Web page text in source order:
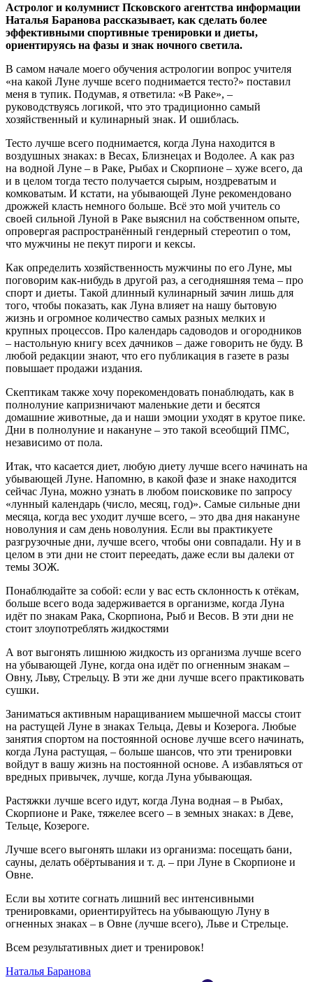
Астролог и колумнист Псковского агентства информации
Наталья Баранова рассказывает, как сделать более
эффективными спортивные тренировки и диеты,
ориентируясь на фазы и знак ночного светила.
В самом начале моего обучения астрологии вопрос учителя
«на какой Луне лучше всего поднимается тесто?» поставил
меня в тупик. Подумав, я ответила: «В Раке», –
руководствуясь логикой, что это традиционно самый
хозяйственный и кулинарный знак. И ошиблась.
Тесто лучше всего поднимается, когда Луна находится в
воздушных знаках: в Весах, Близнецах и Водолее. А как раз
на водной Луне – в Раке, Рыбах и Скорпионе – хуже всего, да
и в целом тогда тесто получается сырым, ноздреватым и
комковатым. И кстати, на убывающей Луне рекомендовано
дрожжей класть немного больше. Всё это мой учитель со
своей сильной Луной в Раке выяснил на собственном опыте,
опровергая распространённый гендерный стереотип о том,
что мужчины не пекут пироги и кексы.
Как определить хозяйственность мужчины по его Луне, мы
поговорим как-нибудь в другой раз, а сегодняшняя тема – про
спорт и диеты. Такой длинный кулинарный зачин лишь для
того, чтобы показать, как Луна влияет на нашу бытовую
жизнь и огромное количество самых разных мелких и
крупных процессов. Про календарь садоводов и огородников
– настольную книгу всех дачников – даже говорить не буду. В
любой редакции знают, что его публикация в газете в разы
повышает продажи издания.
Скептикам также хочу порекомендовать понаблюдать, как в
полнолуние капризничают маленькие дети и бесятся
домашние животные, да и наши эмоции уходят в крутое пике.
Дни в полнолуние и накануне – это такой всеобщий ПМС,
независимо от пола.
Итак, что касается диет, любую диету лучше всего начинать на
убывающей Луне. Напомню, в какой фазе и знаке находится
сейчас Луна, можно узнать в любом поисковике по запросу
«лунный календарь (число, месяц, год)». Самые сильные дни
месяца, когда вес уходит лучше всего, – это два дня накануне
новолуния и сам день новолуния. Если вы практикуете
разгрузочные дни, лучше всего, чтобы они совпадали. Ну и в
целом в эти дни не стоит переедать, даже если вы далеки от
темы ЗОЖ.
Понаблюдайте за собой: если у вас есть склонность к отёкам,
больше всего вода задерживается в организме, когда Луна
идёт по знакам Рака, Скорпиона, Рыб и Весов. В эти дни не
стоит злоупотреблять жидкостями
А вот выгонять лишнюю жидкость из организма лучше всего
на убывающей Луне, когда она идёт по огненным знакам –
Овну, Льву, Стрельцу. В эти же дни лучше всего практиковать
сушки.
Заниматься активным наращиванием мышечной массы стоит
на растущей Луне в знаках Тельца, Девы и Козерога. Любые
занятия спортом на постоянной основе лучше всего начинать,
когда Луна растущая, – больше шансов, что эти тренировки
войдут в вашу жизнь на постоянной основе. А избавляться от
вредных привычек, лучше, когда Луна убывающая.
Растяжки лучше всего идут, когда Луна водная – в Рыбах,
Скорпионе и Раке, тяжелее всего – в земных знаках: в Деве,
Тельце, Козероге.
Лучше всего выгонять шлаки из организма: посещать бани,
сауны, делать обёртывания и т. д. – при Луне в Скорпионе и
Овне.
Если вы хотите согнать лишний вес интенсивными
тренировками, ориентируйтесь на убывающую Луну в
огненных знаках – в Овне (лучше всего), Льве и Стрельце.
Всем результативных диет и тренировок!
Наталья Баранова